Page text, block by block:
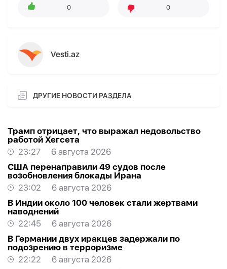
0 0
Vesti.az
ДРУГИЕ НОВОСТИ РАЗДЕЛА
Трамп отрицает, что выражал недовольство
работой Хегсета
23:27
6 августа 2026
США перенаправили 49 судов после
возобновления блокады Ирана
23:02
6 августа 2026
В Индии около 100 человек стали жертвами
наводнений
22:45
6 августа 2026
В Германии двух иракцев задержали по
подозрению в терроризме
22:22
6 августа 2026